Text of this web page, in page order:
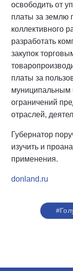
освободить от
платы за землю
коллективного
разработать
закупок
платы за
муниципальным
ограничений
отраслей,
Губернатор
изучить и
применения.
donland.ru